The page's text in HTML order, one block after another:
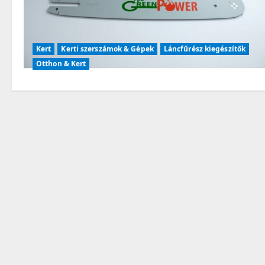
Kert Kerti szerszámok & Gépek
Láncfűrész kiegészítők
Otthon & Kert